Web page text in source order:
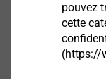
pouvez
cette
(https://